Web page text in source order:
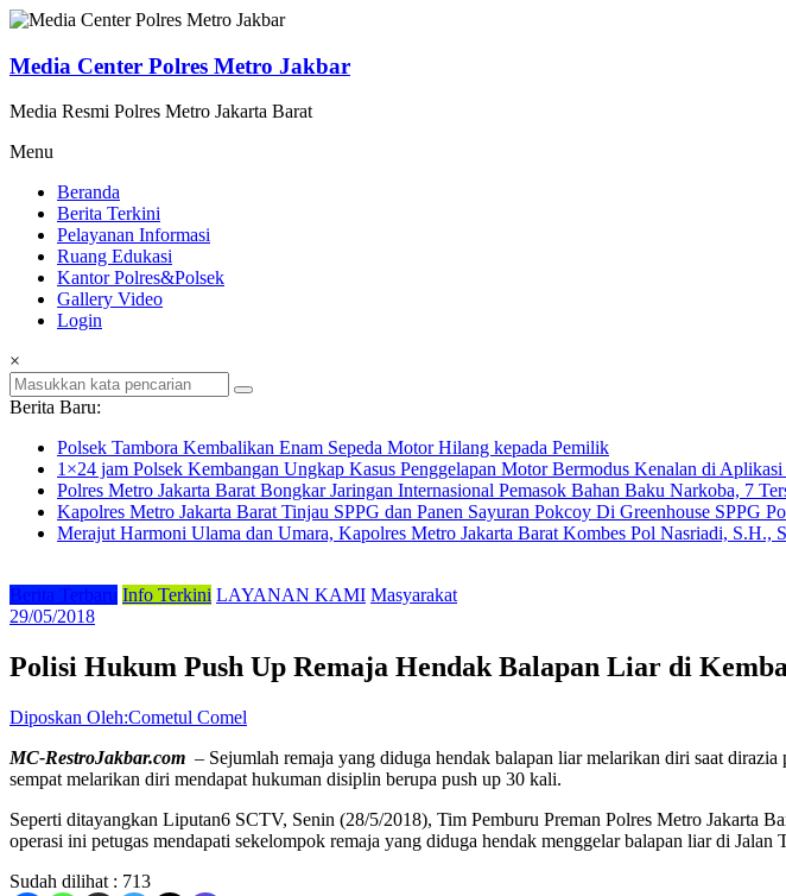
Lompat
konten
Media Center Polres Metro Jakbar
Media Resmi Polres Metro Jakarta Barat
Menu
Beranda
Berita Terkini
Pelayanan Informasi
Ruang Edukasi
Kantor Polres&Polsek
Gallery Video
Login
×
Berita Baru:
Polsek Tambora Kembalikan Enam Sepeda Motor Hilang kepada Pemilik
1×24 jam Polsek Kembangan Ungkap Kasus Penggelapan Motor Bermodus Kenalan di
Polres Metro Jakarta Barat Bongkar Jaringan Internasional Pemasok Bahan Baku Narkoba, 7
Kapolres Metro Jakarta Barat Tinjau SPPG dan Panen Sayuran Pokcoy Di Greenhouse SPPG
Merajut Harmoni Ulama dan Umara, Kapolres Metro Jakarta Barat Kombes Pol Nasriadi,
Berita Terbaru Info Terkini LAYANAN KAMI Masyarakat
29/05/2018
Polisi Hukum Push Up Remaja Hendak Balapan Liar di
Diposkan Oleh:Cometul Comel
MC-RestroJakbar.com – Sejumlah remaja yang diduga hendak balapan liar melarikan diri saat
sempat melarikan diri mendapat hukuman disiplin berupa push up 30 kali.
Seperti ditayangkan Liputan6 SCTV, Senin (28/5/2018), Tim Pemburu Preman Polres Metro Jakarta
operasi ini petugas mendapati sekelompok remaja yang diduga hendak menggelar balapan liar di Jalan
Sudah dilihat : 713